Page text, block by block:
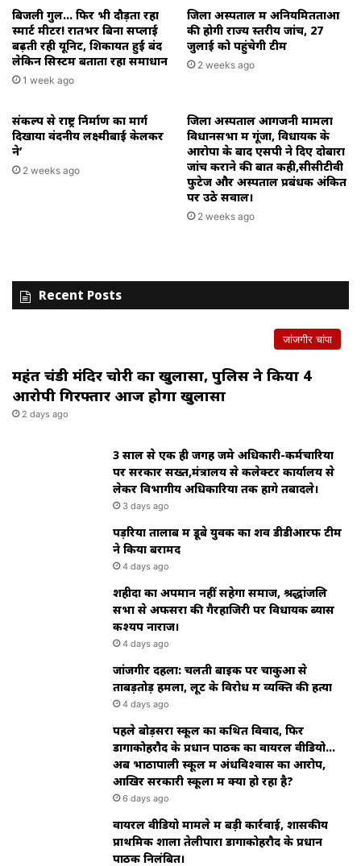
बिजली गुल… फिर भी दौड़ता रहा
स्मार्ट मीटर! रातभर बिना सप्लाई
बढ़ती रही यूनिट, शिकायतें हुईं बंद
लेकिन सिस्टम बताता रहा समाधान
1 week ago
जिला अस्पताल में अनियमितताओं
की होगी राज्य स्तरीय जांच, 27
जुलाई को पहुंचेगी टीम
2 weeks ago
संकल्प से राष्ट्र निर्माण का मार्ग
दिखाया वंदनीय लक्ष्मीबाई केलकर
ने’
2 weeks ago
जिला अस्पताल आगजनी मामला
विधानसभा में गूंजा, विधायक के
आरोपों के बाद एसपी ने दिए दोबारा
जांच कराने की बात कही,सीसीटीवी
फुटेज और अस्पताल प्रबंधक अंकित
पर उठे सवाल।
2 weeks ago
Recent Posts
जांजगीर चांपा
महंत चंडी मंदिर चोरी का खुलासा, पुलिस ने किया 4
आरोपी गिरफ्तार आज होगा खुलासा
2 days ago
3 साल से एक ही जगह जमे अधिकारी-कर्मचारियों
पर सरकार सख्त,मंत्रालय से कलेक्टर कार्यालय से
लेकर विभागीय अधिकारियों तक होंगे तबादले।
3 days ago
पड़रिया तालाब में डूबे युवक का शव डीडीआरफ टीम
ने किया बरामद
4 days ago
शहीदों का अपमान नहीं सहेगा समाज, श्रद्धांजलि
सभा से अफसरों की गैरहाजिरी पर विधायक ब्यास
कश्यप नाराज।
4 days ago
जांजगीर दहला: चलती बाइक पर चाकुओं से
ताबड़तोड़ हमला, लूट के विरोध में व्यक्ति की हत्या
4 days ago
पहले बोड़सरा स्कूल का कथित विवाद, फिर
डोंगाकोहरौद के प्रधान पाठक का वायरल वीडियो…
अब भाठापाली स्कूल में अंधविश्वास का आरोप,
आखिर सरकारी स्कूलों में क्या हो रहा है?
6 days ago
वायरल वीडियो मामले में बड़ी कार्रवाई, शासकीय
प्राथमिक शाला तेलीपारा डोंगाकोहरौद के प्रधान
पाठक निलंबित।